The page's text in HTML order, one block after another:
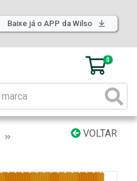
Baixe já o APP da Wilso
0
VOLTAR